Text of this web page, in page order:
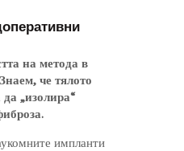
на метода в
че тялото
„изолира“
импланти